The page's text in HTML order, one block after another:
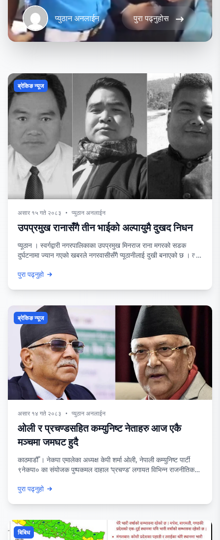
प्युठान अनलाईन पुरा पढ्नुहोस
ब्रेकिङ न्यूज
असार १५ गते २०८३ • प्युठान अनलाईन
उपप्रमुख रानासँगै तीन भाईको अल्पायुमै दुखद निधन
प्यूठान । स्वर्गद्वारी नगरपालिकाका उपप्रमुख मिनराज राना मगरको सडक
दुर्घटनामा ज्यान गएको खबरले नगरवासीसँगै प्यूठानीलाई दुखी बनाएको छ । त्यो
अन्त्यले अझै पीडावोध गराएको छ । राना परिवारका जेठो सन्तान ५१ वर्षीया
पुरा पढ्नुहो
ब्रेकिङ न्यूज
असार १४ गते २०८३ • प्युठान अनलाईन
ओली र प्रचण्डसहित कम्युनिष्ट नेताहरु आज एकै
मञ्चमा जमघट हुदै
काठमाडौँ । नेकपा एमालेका अध्यक्ष केपी शर्मा ओली, नेपाली कम्युनिष्ट पार्टी
९नेकपा० का संयोजक पुष्पकमल दाहाल ‘प्रचण्ड’ लगायत विभिन्न राजनीतिक
भण्डारी फाउण्डेसनले राष्ट्रिय सभागृहमा जननेता मदन भण्डारीको ७५औँ
पुरा पढ्नुहो
बिबिध